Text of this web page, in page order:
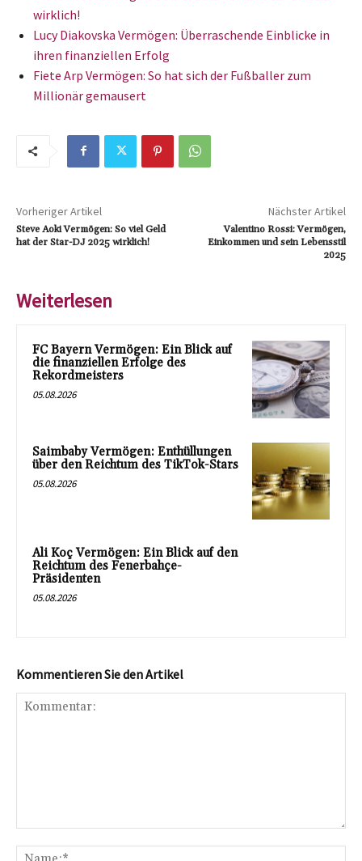
wirklich!
Lucy Diakovska Vermögen: Überraschende Einblicke in
ihren finanziellen Erfolg
Fiete Arp Vermögen: So hat sich der Fußballer zum
Millionär gemausert
Vorheriger Artikel
Steve Aoki Vermögen: So viel Geld
hat der Star-DJ 2025 wirklich!
Nächster Artikel
Valentino Rossi: Vermögen,
Einkommen und sein Lebensstil
2025
Weiterlesen
FC Bayern Vermögen: Ein Blick auf
die finanziellen Erfolge des
Rekordmeisters
05.08.2026
Saimbaby Vermögen: Enthüllungen
über den Reichtum des TikTok-Stars
05.08.2026
Ali Koç Vermögen: Ein Blick auf den
Reichtum des Fenerbahçe-
Präsidenten
05.08.2026
Kommentieren Sie den Artikel